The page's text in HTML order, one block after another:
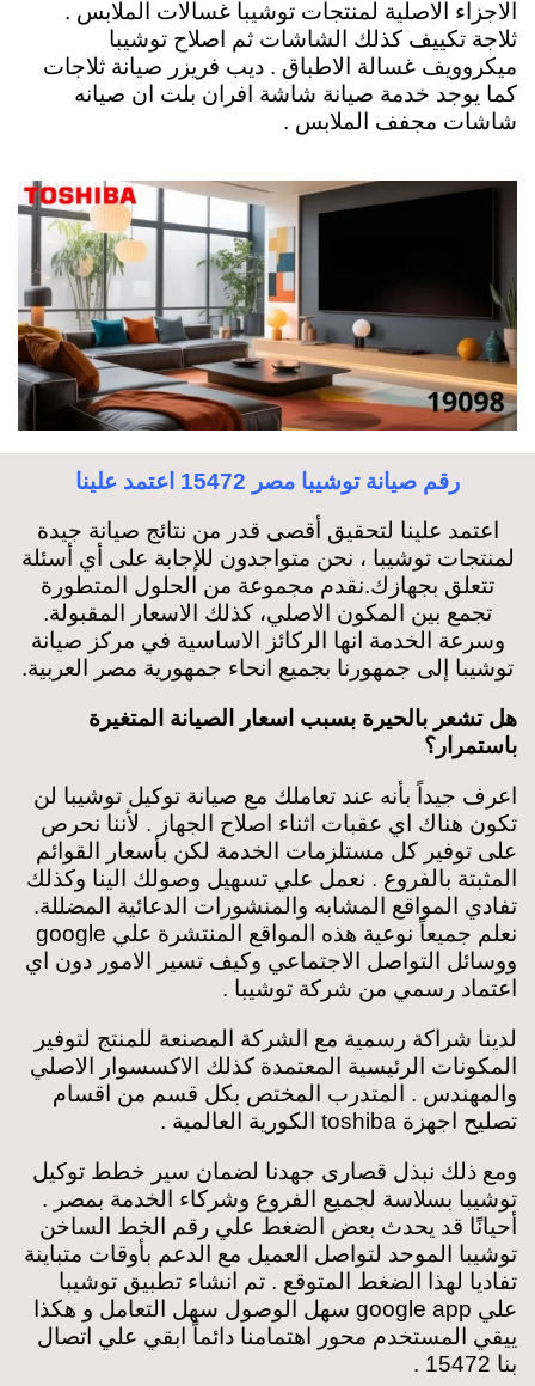
الاجزاء الاصلية لمنتجات توشيبا غسالات الملابس .
ثلاجة تكييف كذلك الشاشات ثم اصلاح توشيبا
ميكروويف غسالة الاطباق . ديب فريزر صيانة ثلاجات
كما يوجد خدمة صيانة شاشة افران بلت ان صيانه
شاشات مجفف الملابس .
رقم صيانة توشيبا مصر 15472 اعتمد علينا
اعتمد علينا لتحقيق أقصى قدر من نتائج صيانة جيدة
لمنتجات توشيبا ، نحن متواجدون للإجابة على أي أسئلة
تتعلق بجهازك.نقدم مجموعة من الحلول المتطورة
تجمع بين المكون الاصلي، كذلك الاسعار المقبولة.
وسرعة الخدمة انها الركائز الاساسية في مركز صيانة
توشيبا إلى جمهورنا بجميع انحاء جمهورية مصر العربية.
هل تشعر بالحيرة بسبب اسعار الصيانة المتغيرة
باستمرار؟
اعرف جيداً بأنه عند تعاملك مع صيانة توكيل توشيبا لن
تكون هناك اي عقبات اثناء اصلاح الجهاز . لأننا نحرص
على توفير كل مستلزمات الخدمة لكن بأسعار القوائم
المثبتة بالفروع . نعمل علي تسهيل وصولك الينا وكذلك
تفادي المواقع المشابه والمنشورات الدعائية المضللة.
نعلم جميعاً نوعية هذه المواقع المنتشرة علي google
ووسائل التواصل الاجتماعي وكيف تسير الامور دون اي
اعتماد رسمي من شركة توشيبا .
لدينا شراكة رسمية مع الشركة المصنعة للمنتج لتوفير
المكونات الرئيسية المعتمدة كذلك الاكسسوار الاصلي
والمهندس . المتدرب المختص بكل قسم من اقسام
تصليح اجهزة toshiba الكورية العالمية .
ومع ذلك نبذل قصارى جهدنا لضمان سير خطط توكيل
توشيبا بسلاسة لجميع الفروع وشركاء الخدمة بمصر .
أحيانًا قد يحدث بعض الضغط علي رقم الخط الساخن
توشيبا الموحد لتواصل العميل مع الدعم بأوقات متباينة
تفاديا لهذا الضغط المتوقع . تم انشاء تطبيق توشيبا
علي google app سهل الوصول سهل التعامل و هكذا
ييقي المستخدم محور اهتمامنا دائماً ابقي علي اتصال
بنا 15472 .